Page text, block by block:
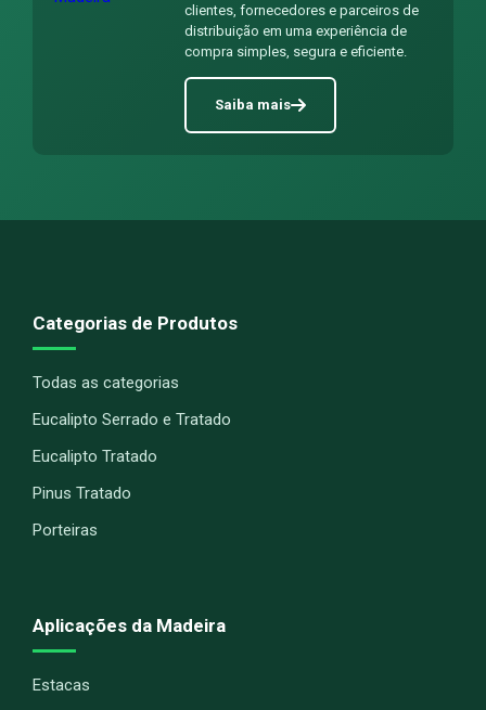
clientes, fornecedores e parceiros de
distribuição em uma experiência de
compra simples, segura e eficiente.
Saiba mais
Categorias de Produtos
Todas as categorias
Eucalipto Serrado e Tratado
Eucalipto Tratado
Pinus Tratado
Porteiras
Aplicações da Madeira
Estacas